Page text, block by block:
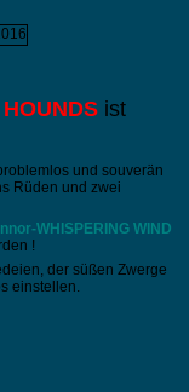
ist
und souverän
Rüden und zwei
-WHISPERING WIND
!
der süßen Zwerge
einstellen.